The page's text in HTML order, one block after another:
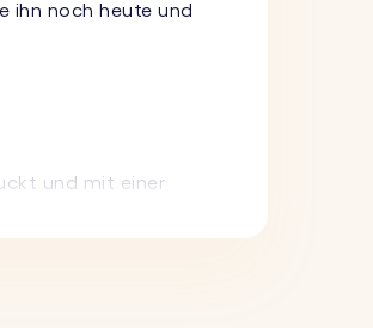
ihn noch heute und
und mit einer